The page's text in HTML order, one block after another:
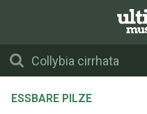
ESSBARE PILZE